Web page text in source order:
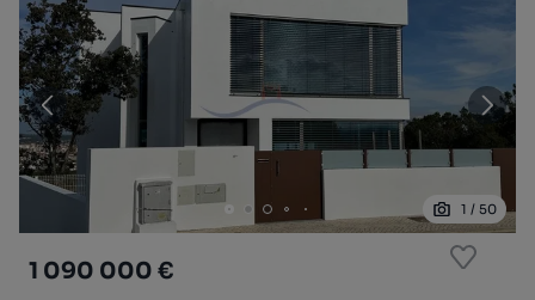
1 / 50
1 090 000 €